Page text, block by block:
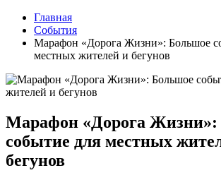
Главная
События
Марафон «Дорога Жизни»: Большое
местных жителей и бегунов
Марафон «Дорога Жизни»:
событие для местных
бегунов